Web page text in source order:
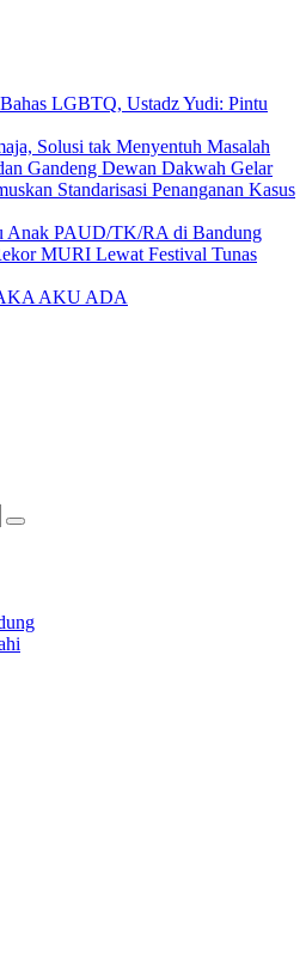
LGBTQ, Ustadz Yudi: Pintu
Solusi tak Menyentuh Masalah
Gandeng Dewan Dakwah Gelar
Standarisasi Penanganan Kasus
Anak PAUD/TK/RA di Bandung
MURI Lewat Festival Tunas
AKU ADA